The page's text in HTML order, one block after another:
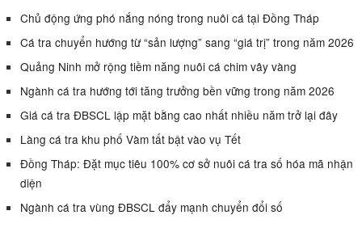
Chủ động ứng phó nắng nóng trong nuôi cá tại Đồng Tháp
Cá tra chuyển hướng từ “sản lượng” sang “giá trị” trong năm 2026
Quảng Ninh mở rộng tiềm năng nuôi cá chim vây vàng
Ngành cá tra hướng tới tăng trưởng bền vững trong năm 2026
Giá cá tra ĐBSCL lập mặt bằng cao nhất nhiều năm trở lại đây
Làng cá tra khu phố Vàm tất bật vào vụ Tết
Đồng Tháp: Đặt mục tiêu 100% cơ sở nuôi cá tra số hóa mã nhận
diện
Ngành cá tra vùng ĐBSCL đẩy mạnh chuyển đổi số